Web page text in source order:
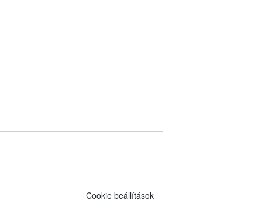
Cookie beállítások